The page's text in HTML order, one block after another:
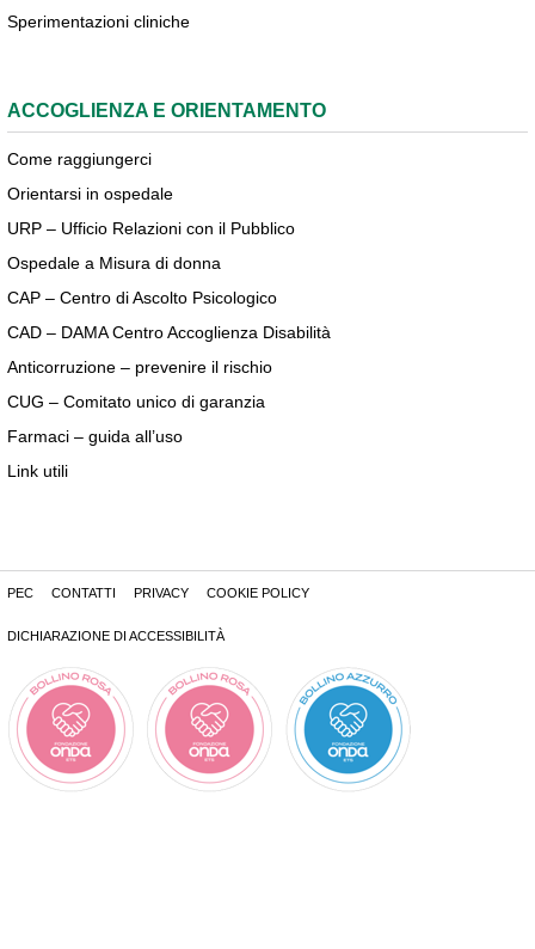
Sperimentazioni cliniche
ACCOGLIENZA E ORIENTAMENTO
Come raggiungerci
Orientarsi in ospedale
URP – Ufficio Relazioni con il Pubblico
Ospedale a Misura di donna
CAP – Centro di Ascolto Psicologico
CAD – DAMA Centro Accoglienza Disabilità
Anticorruzione – prevenire il rischio
CUG – Comitato unico di garanzia
Farmaci – guida all’uso
Link utili
PEC CONTATTI PRIVACY COOKIE POLICY
DICHIARAZIONE DI ACCESSIBILITÀ